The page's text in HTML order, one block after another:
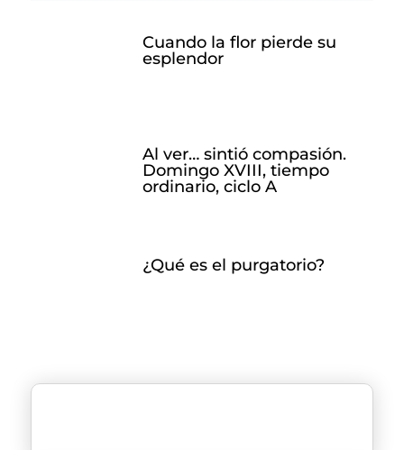
Cuando la flor pierde su
esplendor
Al ver… sintió compasión.
Domingo XVIII, tiempo
ordinario, ciclo A
¿Qué es el purgatorio?